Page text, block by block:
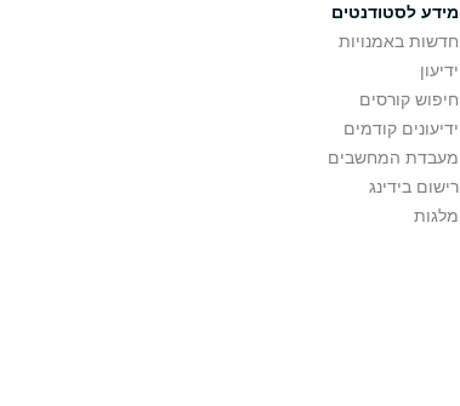
מידע לסטודנטים
חדשות באמנויות
ידיעון
חיפוש קורסים
ידיעונים קודמים
מעבדת המחשבים
רישום בידינג
מלגות